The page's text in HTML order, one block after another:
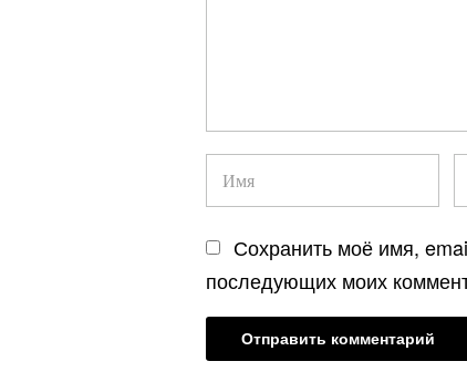
Сохранить моё имя,
последующих моих